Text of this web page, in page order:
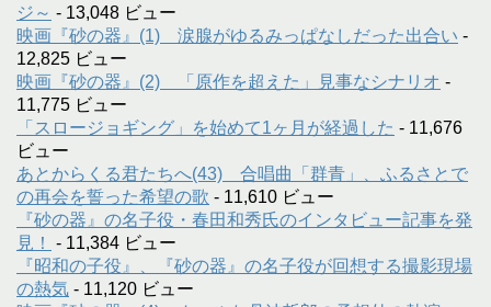
ジ～ - 13,048 ビュー
映画『砂の器』(1) 涙腺がゆるみっぱなしだった出合い -
12,825 ビュー
映画『砂の器』(2) 「原作を超えた」見事なシナリオ -
11,775 ビュー
「スロージョギング」を始めて1ヶ月が経過した - 11,676
ビュー
あとからくる君たちへ(43) 合唱曲「群青」、ふるさとで
の再会を誓った希望の歌 - 11,610 ビュー
『砂の器』の名子役・春田和秀氏のインタビュー記事を発
見！
- 11,384 ビュー
『昭和の子役』、『砂の器』の名子役が回想する撮影現場
の熱気 - 11,120 ビュー